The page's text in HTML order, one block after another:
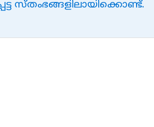
സ്തംഭങ്ങളിലായിക്കൊണ്ട്‌.